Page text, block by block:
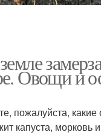
Овощи и
пожалуйста, какие
капуста, морковь